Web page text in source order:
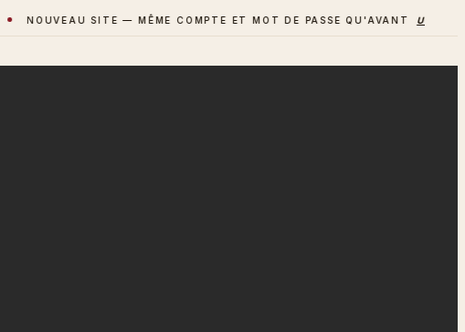
NOUVEAU SITE — MÊME COMPTE ET MOT DE PASSE QU'AVANT UN AVIS ?